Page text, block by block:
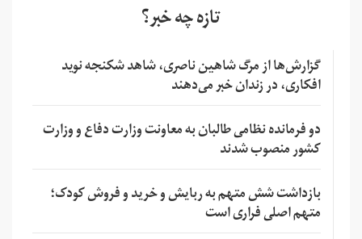
تازه چه خبر؟
گزارش‌ها از مرگ شاهین ناصری، شاهد شکنجه نوید
افکاری، در زندان خبر می‌دهند
دو فرمانده نظامی طالبان به معاونت وزارت دفاع و وزارت
کشور منصوب شدند
بازداشت شش متهم به ربایش و خرید و فروش کودک؛
متهم اصلی فراری است